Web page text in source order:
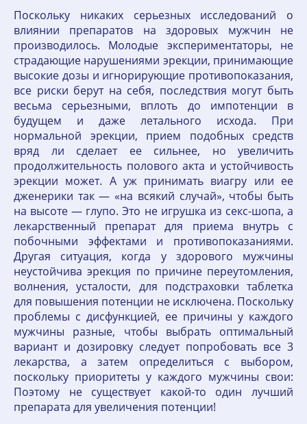
Поскольку никаких серьезных исследований о
влиянии препаратов на здоровых мужчин не
производилось. Молодые экспериментаторы, не
страдающие нарушениями эрекции, принимающие
высокие дозы и игнорирующие противопоказания,
все риски берут на себя, последствия могут быть
весьма серьезными, вплоть до импотенции в
будущем и даже летального исхода. При
нормальной эрекции, прием подобных средств
вряд ли сделает ее сильнее, но увеличить
продолжительность полового акта и устойчивость
эрекции может. А уж принимать виагру или ее
дженерики так — «на всякий случай», чтобы быть
на высоте — глупо. Это не игрушка из секс-шопа, а
лекарственный препарат для приема внутрь с
побочными эффектами и противопоказаниями.
Другая ситуация, когда у здорового мужчины
неустойчива эрекция по причине переутомления,
волнения, усталости, для подстраховки таблетка
для повышения потенции не исключена. Поскольку
проблемы с дисфункцией, ее причины у каждого
мужчины разные, чтобы выбрать оптимальный
вариант и дозировку следует попробовать все 3
лекарства, а затем определиться с выбором,
поскольку приоритеты у каждого мужчины свои:
Поэтому не существует какой-то один лучший
препарата для увеличения потенции!